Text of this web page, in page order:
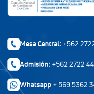
Mesa Central: +562
Admisión: +562 2722
Whatsapp + 569 5362